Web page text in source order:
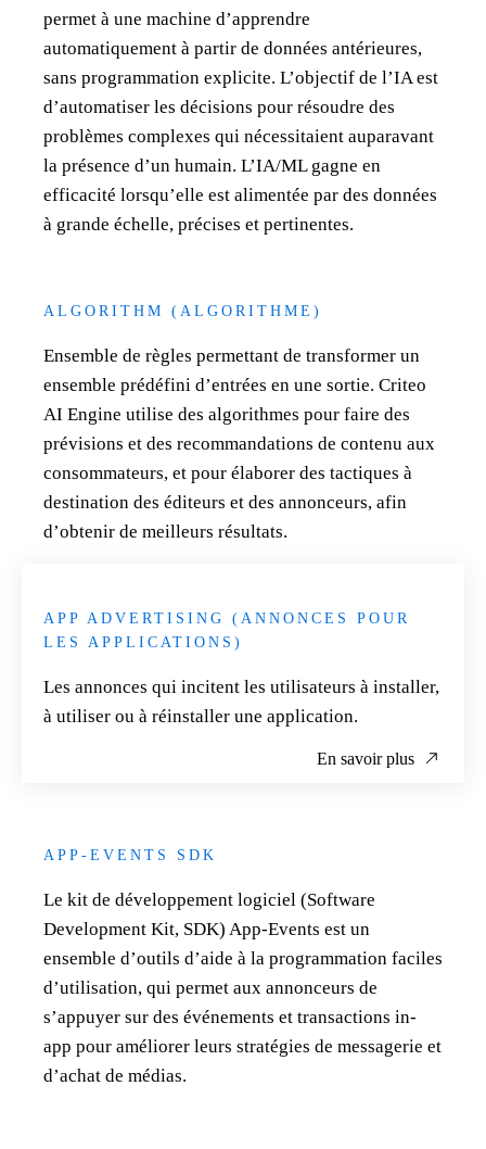
permet à une machine d’apprendre
automatiquement à partir de données antérieures,
sans programmation explicite. L’objectif de l’IA est
d’automatiser les décisions pour résoudre des
problèmes complexes qui nécessitaient auparavant
la présence d’un humain. L’IA/ML gagne en
efficacité lorsqu’elle est alimentée par des données
à grande échelle, précises et pertinentes.
ALGORITHM (ALGORITHME)
Ensemble de règles permettant de transformer un
ensemble prédéfini d’entrées en une sortie. Criteo
AI Engine utilise des algorithmes pour faire des
prévisions et des recommandations de contenu aux
consommateurs, et pour élaborer des tactiques à
destination des éditeurs et des annonceurs, afin
d’obtenir de meilleurs résultats.
APP ADVERTISING (ANNONCES POUR
LES APPLICATIONS)
Les annonces qui incitent les utilisateurs à installer,
à utiliser ou à réinstaller une application.
En savoir plus
APP-EVENTS SDK
Le kit de développement logiciel (Software
Development Kit, SDK) App-Events est un
ensemble d’outils d’aide à la programmation faciles
d’utilisation, qui permet aux annonceurs de
s’appuyer sur des événements et transactions in-
app pour améliorer leurs stratégies de messagerie et
d’achat de médias.